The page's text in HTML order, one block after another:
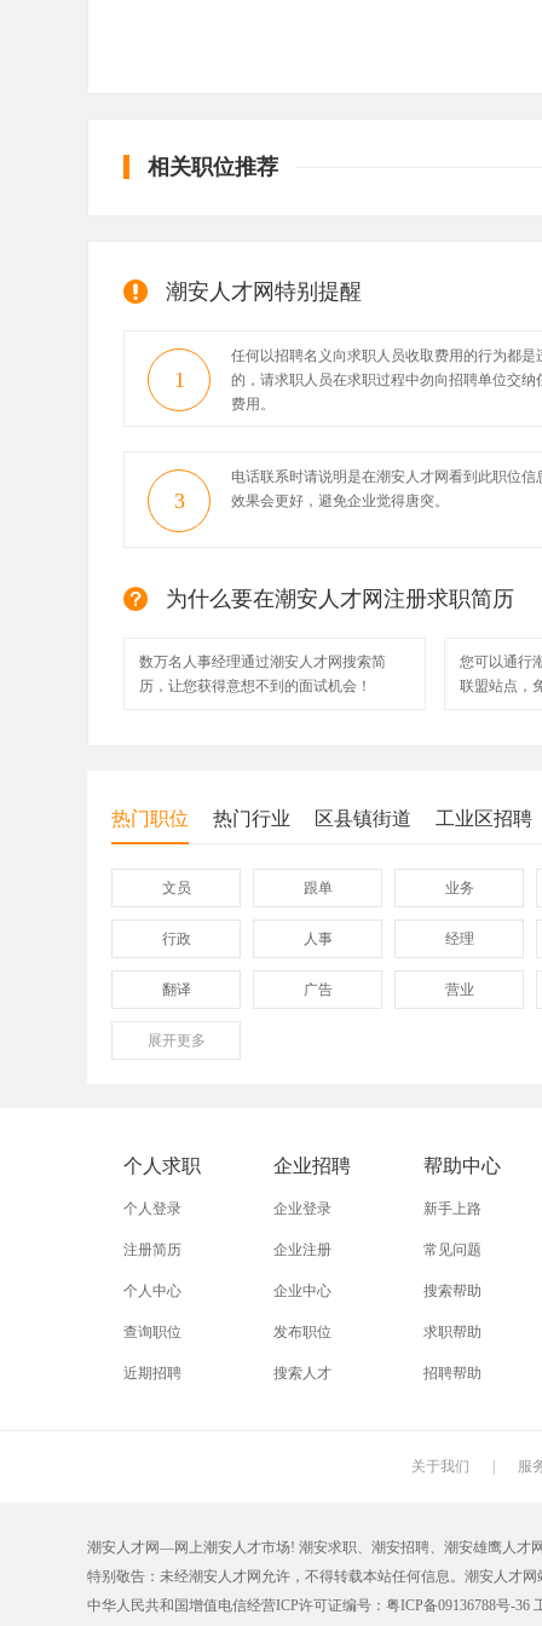
相关职位推荐
潮安人才网特别提醒
1
任何以招聘名义向求职人员收取费用的行为都是
的，请求职人员在求职过程中勿向招聘单位交纳
费用。
3
电话联系时请说明是在潮安人才网看到此职位信
效果会更好，避免企业觉得唐突。
为什么要在潮安人才网注册求职简历
数万名人事经理通过潮安人才网搜索简
历，让您获得意想不到的面试机会！
您可以通行
联盟站点，
热门职位 热门行业 区县镇街道 工业区招聘
文员 跟单 业务
行政 人事 经理
翻译 广告 营业
保险
促销员 导购员 操作工
熨烫工 裁剪工 锣工
仓管员 仓库管理员 线切割
理货员 防损员 模具工
展开更多
个人求职
个人登录
注册简历
个人中心
查询职位
近期招聘
企业招聘
企业登录
企业注册
企业中心
发布职位
搜索人才
帮助中心
新手上路
常见问题
搜索帮助
求职帮助
招聘帮助
关于我们 服
潮安人才网—网上潮安人才市场! 潮安求职、潮安招聘、潮安雄鹰人才
特别敬告：未经潮安人才网允许，不得转载本站任何信息。潮安人
中华人民共和国增值电信经营ICP许可证编号： 粤ICP备09136788号-36